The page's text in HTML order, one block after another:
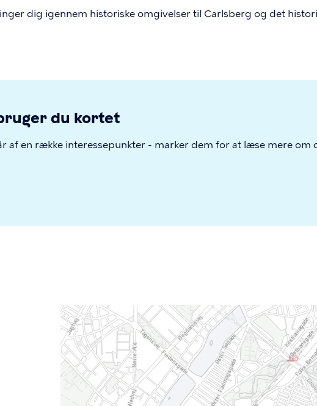
dig igennem historiske omgivelser til Carlsberg og det
du kortet
af en række interessepunkter - marker dem for at læse mere om